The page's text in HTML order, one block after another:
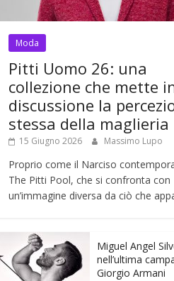
Moda
Pitti Uomo 26: una
collezione che mette
discussione la
stessa della maglieria
15 Giugno 2026 Massimo Lupo
Proprio come il Narciso
The Pitti Pool, che si confronta con
un’immagine diversa da ciò che
Miguel Angel
nell’ultima
Giorgio Armani